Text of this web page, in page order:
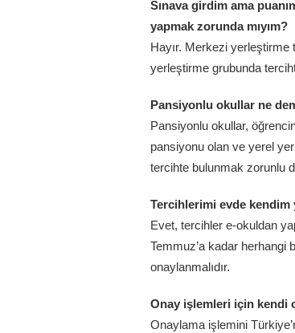
Sınava girdim ama
yapmak zorunda mıyım?
Hayır. Merkezi
yerleştirme grubunda
Pansiyonlu okullar ne
Pansiyonlu okullar,
pansiyonu olan ve yerel
tercihte bulunmak zorunlu
Tercihlerimi evde
Evet, tercihler e-okuldan
Temmuz’a kadar herhangi
onaylanmalıdır.
Onay işlemleri için kendi
Onaylama işlemini